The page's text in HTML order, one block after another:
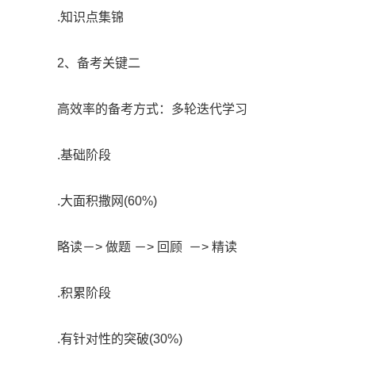
.知识点集锦
2、备考关键二
高效率的备考方式：多轮迭代学习
.基础阶段
.大面积撒网(60%)
略读－> 做题 －> 回顾 －> 精读
.积累阶段
.有针对性的突破(30%)